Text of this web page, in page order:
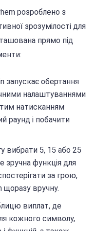
розроблено з
зрозумілості для
прямо під
запускає обертання
налаштуваннями
натисканням
раунд і побачити
вибрати 5, 15 або 25
зручна функція для
за грою,
щоразу вручну.
виплат, де
кожного символу,